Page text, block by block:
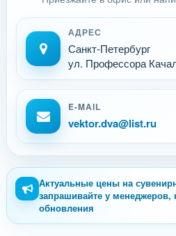
АДРЕС
Санкт-Петербург
ул. Профессора
E-MAIL
vektor.dva@list.ru
Актуальные цены на
запрашивайте у менеджеров,
обновления